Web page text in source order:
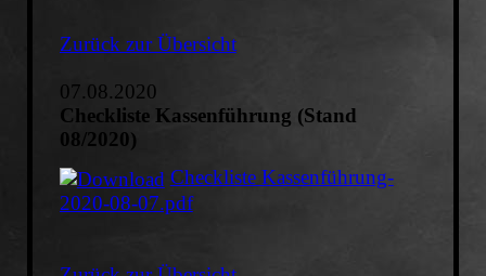
Zurück zur Übersicht
07.08.2020
Checkliste Kassenführung (Stand
08/2020)
Checkliste Kassenführung-
2020-08-07.pdf